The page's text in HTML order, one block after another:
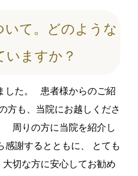
いて。どのような
いますか？
した。 患者様からのご紹
方も、当院にお越しくださ
周りの方に当院を紹介し
感謝するとともに、 とても
切な方に安心してお勧め